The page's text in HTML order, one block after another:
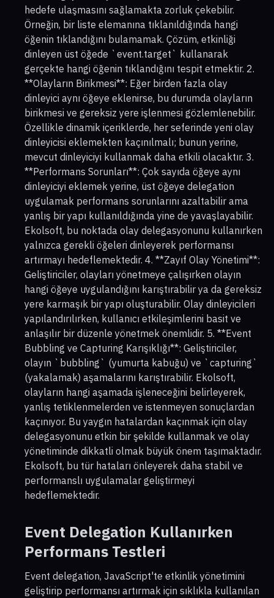
hedefe ulaşmasını sağlamakta zorluk çekebilir.
Örneğin, bir liste elemanına tıklanıldığında hangi
öğenin tıklandığını bulamamak. Çözüm, etkinliği
dinleyen üst öğede `event.target` kullanarak
gerçekte hangi öğenin tıklandığını tespit etmektir. 2.
**Olayların Birikmesi**: Eğer birden fazla olay
dinleyici aynı öğeye eklenirse, bu durumda olayların
birikmesi ve gereksiz yere işlenmesi gözlemlenebilir.
Özellikle dinamik içeriklerde, her seferinde yeni olay
dinleyicisi eklemekten kaçınılmalı; bunun yerine,
mevcut dinleyiciyi kullanmak daha etkili olacaktır. 3.
**Performans Sorunları**: Çok sayıda öğeye aynı
dinleyiciyi eklemek yerine, üst öğeye delegation
uygulamak performans sorunlarını azaltabilir ama
yanlış bir yapı kullanıldığında yine de yavaşlayabilir.
Ekolsoft, bu noktada olay delegasyonunu kullanırken
yalnızca gerekli öğeleri dinleyerek performansı
artırmayı hedeflemektedir. 4. **Zayıf Olay Yönetimi**:
Geliştiriciler, olayları yönetmeye çalışırken olayın
hangi öğeye uygulandığını karıştırabilir ya da gereksiz
yere karmaşık bir yapı oluşturabilir. Olay dinleyicileri
yapılandırılırken, kullanıcı etkileşimlerini basit ve
anlaşılır bir düzenle yönetmek önemlidir. 5. **Event
Bubbling ve Capturing Karışıklığı**: Geliştiriciler,
olayın `bubbling` (yumurta kabuğu) ve `capturing`
(yakalamak) aşamalarını karıştırabilir. Ekolsoft,
olayların hangi aşamada işleneceğini belirleyerek,
yanlış tetiklenmelerden ve istenmeyen sonuçlardan
kaçınıyor. Bu yaygın hatalardan kaçınmak için olay
delegasyonunu etkin bir şekilde kullanmak ve olay
yönetiminde dikkatli olmak büyük önem taşımaktadır.
Ekolsoft, bu tür hataları önleyerek daha stabil ve
performanslı uygulamalar geliştirmeyi
hedeflemektedir.
Event Delegation Kullanırken
Performans Testleri
Event delegation, JavaScript'te etkinlik yönetimini
geliştirip performansı artırmak için sıklıkla kullanılan